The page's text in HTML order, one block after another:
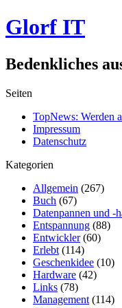
Glorf IT
Bedenkliches
Seiten
TopNews: Werden
Impressum
Datenschutz
Kategorien
Allgemein (267)
Buch (67)
Datenpannen und -
Entspannung (88)
Entwickler(60)
Erlebt (114)
Geschenkidee (10)
Hardware (42)
Links (78)
Management (114)